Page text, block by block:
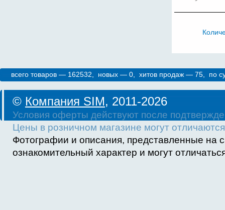
всего товаров — 162532, новых — 0, хитов продаж — 75, по
© Компания SIM, 2011-2026
Условия оферты действуют после
Цены в розничном магазине могут
Фотографии и описания, представленные на
ознакомительный характер и могут